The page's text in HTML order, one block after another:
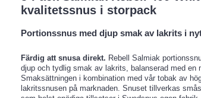
kvalitetssnus i storpack
Portionssnus med djup smak av lakrits i
Färdig att snusa direkt. Rebell Salmiak
djup och tydlig smak av lakrits, balanserad med
Smaksättningen i kombination med vår tobak av
lakritssnusen på marknaden. Snuset tillverkas